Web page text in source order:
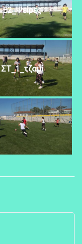
Ε2_Ψείρες
ΣΤ_1_τζαμί